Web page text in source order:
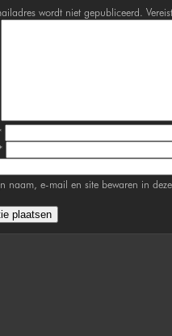
wordt niet gepubliceerd.
*
naam, e-mail en site bewaren in